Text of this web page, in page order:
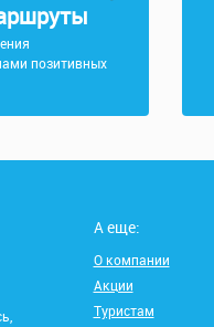
позитивных
А еще:
О компании
Акции
Туристам